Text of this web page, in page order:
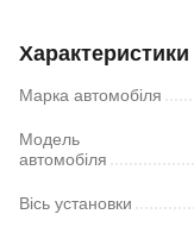
Характеристики
Марка автомобіля
Модель
автомобіля
Вісь установки